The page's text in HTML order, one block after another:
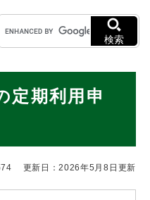
て本文へ
ー
検索
定期利用申
更新日：2026年5月8日更新